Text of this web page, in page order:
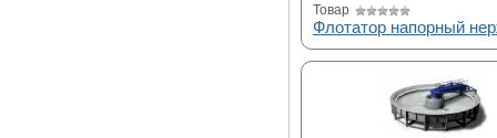
Товар
Флотатор напорный